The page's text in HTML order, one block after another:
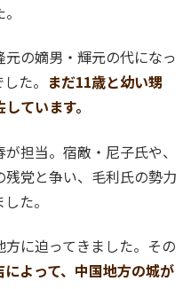
の嫡男・輝元の代になっ
た。 まだ11歳と幼い甥
ています。
担当。宿敵・尼子氏や、
党と争い、毛利氏の勢力
た。
に迫ってきました。その
によって、中国地方の城が